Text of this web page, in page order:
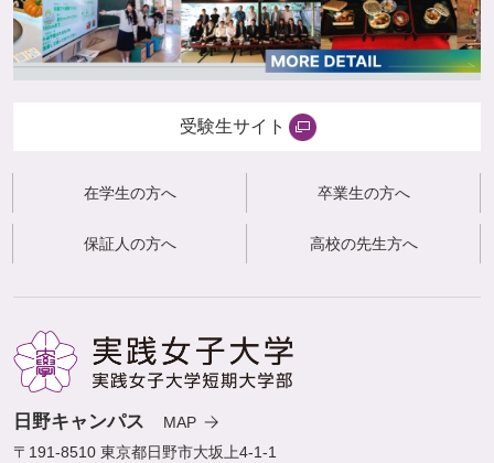
受験生サイト
在学生の方へ 卒業生の方へ
保証人の方へ 高校の先生方へ
日野キャンパス
MAP
〒191-8510 東京都日野市大坂上4-1-1